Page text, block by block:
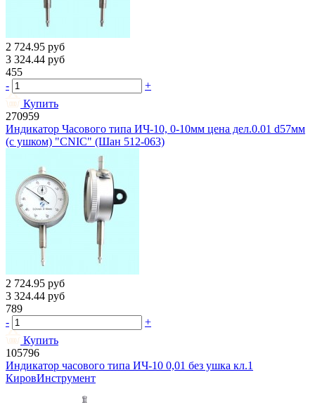
2 724.95 руб
3 324.44 руб
455
-
+
Купить
270959
Индикатор Часового типа ИЧ-10, 0-10мм цена дел.0.01 d57мм
(с ушком) "CNIC" (Шан 512-063)
2 724.95 руб
3 324.44 руб
789
-
+
Купить
105796
Индикатор часового типа ИЧ-10 0,01 без ушка кл.1
КировИнструмент